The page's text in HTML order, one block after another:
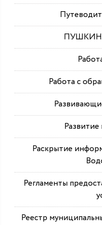
Работа с
Раскрытие
Регламенты
Реестр